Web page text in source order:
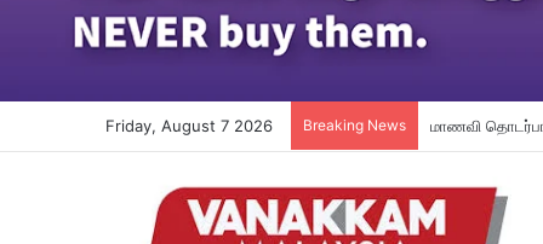
Friday, August 7 2026 Breaking News மாணவி